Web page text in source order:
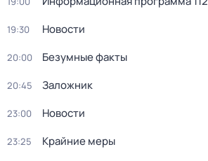
19:30 Новости
20:00 Безумные факты
20:45 Заложник
23:00 Новости
23:25 Крайние меры